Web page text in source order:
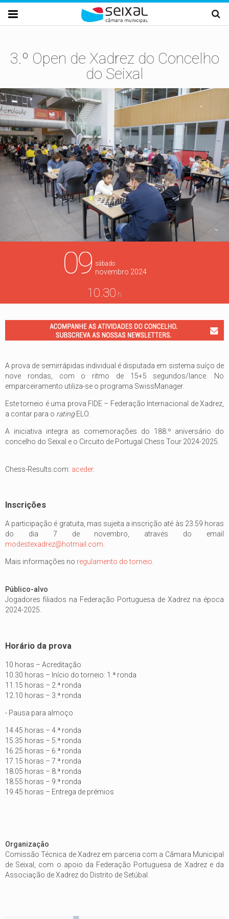
Passar para o conteúdo principal

3.º Open de Xadrez do Concelho
do Seixal
09 sábado
novembro 2024
10.30 h
A prova de semirrápidas individual é disputada em sistema suíço de
nove rondas, com o ritmo de 15+5 segundos/lance. No
emparceiramento utiliza-se o programa SwissManager.
Este torneio é uma prova FIDE – Federação Internacional de Xadrez,
a contar para o ratingELO.
A iniciativa integra as comemorações do 188.º aniversário do
concelho do Seixal e o Circuito de Portugal Chess Tour 2024-2025.
Chess-Results.com: aceder.
Inscrições
A participação é gratuita, mas sujeita a inscrição até às 23.59 horas
do dia 7 de novembro, através do email
modestexadrez@hotmail.com.
Mais informações no regulamento do torneio.
Público-alvo
Jogadores filiados na Federação Portuguesa de Xadrez na época
2024-2025.
Horário da prova
10 horas – Acreditação
10.30 horas – Início do torneio: 1.ª ronda
11.15 horas – 2.ª ronda
12.10 horas – 3.ª ronda
- Pausa para almoço
14.45 horas – 4.ª ronda
15.35 horas – 5.ª ronda
16.25 horas – 6.ª ronda
17.15 horas – 7.ª ronda
18.05 horas – 8.ª ronda
18.55 horas – 9.ª ronda
19.45 horas – Entrega de prémios
Organização
Comissão Técnica de Xadrez em parceria com a Câmara Municipal
de Seixal, com o apoio da Federação Portuguesa de Xadrez e da
Associação de Xadrez do Distrito de Setúbal.